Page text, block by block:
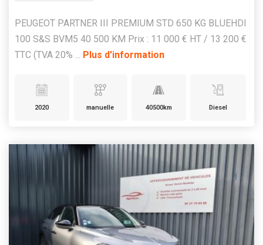
PEUGEOT PARTNER III PREMIUM STD 650 KG BLUEHDI
100 S&S BVM5 40 500 KM Prix : 11 000 € HT / 13 200 €
TTC (TVA 20% ... Plus d'information
2020 manuelle 40500km Diesel